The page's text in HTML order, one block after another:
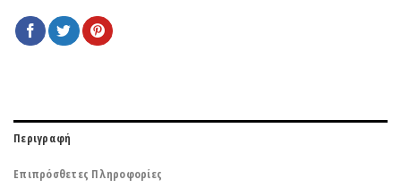
Περιγραφή
Επιπρόσθετες Πληροφορίες